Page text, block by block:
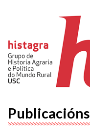
Publicacións